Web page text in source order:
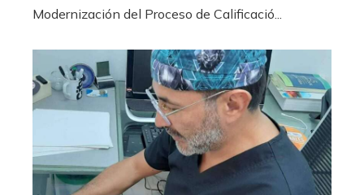
Modernización del Proceso de Calificació...